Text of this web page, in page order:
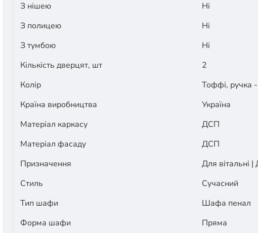
З нішею
Ні
З полицею
Ні
З тумбою
Ні
Кількість дверцят, шт
2
Колір
Тоффі, ручка
Країна виробництва
Україна
Матеріал каркасу
ДСП
Матеріал фасаду
ДСП
Призначення
Для вітальні
Стиль
Сучасний
Тип шафи
Шафа пенал
Форма шафи
Пряма